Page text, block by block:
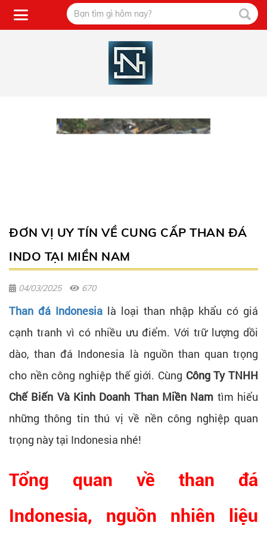
ĐƠN VỊ UY TÍN VỀ CUNG CẤP THAN ĐÁ
INDO TẠI MIỀN NAM
04/03/2025 670
Than đá Indonesia là loại than nhập khẩu có giá
cạnh tranh vì có nhiều ưu điểm. Với trữ lượng dồi
dào, than đá Indonesia là nguồn than quan trọng
cho nền công nghiệp thế giới. Cùng Công Ty TNHH
Chế Biến Và Kinh Doanh Than Miền Nam tìm hiểu
những thông tin thú vị về nền công nghiệp quan
trọng này tại Indonesia nhé!
Tổng quan về than đá
Indonesia, nguồn nhiên liệu